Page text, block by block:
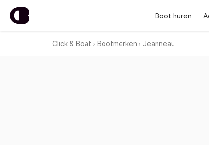
Boot huren
Click & Boat Bootmerken Jeanneau